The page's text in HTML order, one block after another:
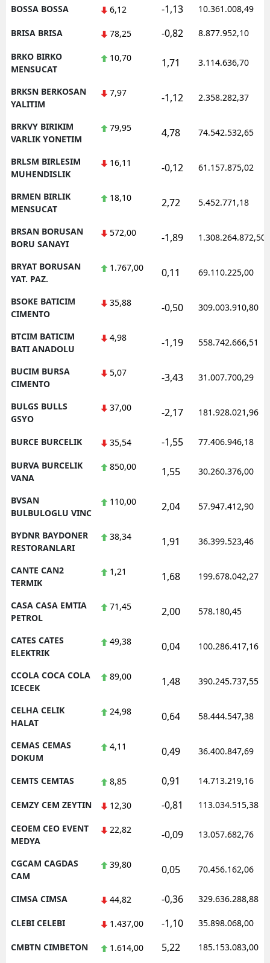
BOSSA BOSSA 6,12 -1,13 10.361.008,49
BRISA BRISA 78,25 -0,82 8.877.952,10
BRKO BIRKO
MENSUCAT
10,70 1,71 3.114.636,70
BRKSN BERKOSAN
YALITIM
7,97 -1,12 2.358.282,37
BRKVY BIRIKIM
VARLIK YONETIM
79,95 4,78 74.542.532,65
BRLSM BIRLESIM
MUHENDISLIK
16,11 -0,12 61.157.875,02
BRMEN BIRLIK
MENSUCAT
18,10 2,72 5.452.771,18
BRSAN BORUSAN
BORU SANAYI
572,00 -1,89 1.308.264.872,50
BRYAT BORUSAN
YAT. PAZ.
1.767,00 0,11 69.110.225,00
BSOKE BATICIM
CIMENTO
35,88 -0,50 309.003.910,80
BTCIM BATICIM
BATI ANADOLU
4,98 -1,19 558.742.666,51
BUCIM BURSA
CIMENTO
5,07 -3,43 31.007.700,29
BULGS BULLS
GSYO
37,00 -2,17 181.928.021,96
BURCE BURCELIK 35,54 -1,55 77.406.946,18
BURVA BURCELIK
VANA
850,00 1,55 30.260.376,00
BVSAN
BULBULOGLU VINC
110,00 2,04 57.947.412,90
BYDNR BAYDONER
RESTORANLARI
38,34 1,91 36.399.523,46
CANTE CAN2
TERMIK
1,21 1,68 199.678.042,27
CASA CASA EMTIA
PETROL
71,45 2,00 578.180,45
CATES CATES
ELEKTRIK
49,38 0,04 100.286.417,16
CCOLA COCA COLA
ICECEK
89,00 1,48 390.245.737,55
CELHA CELIK
HALAT
24,98 0,64 58.444.547,38
CEMAS CEMAS
DOKUM
4,11 0,49 36.400.847,69
CEMTS CEMTAS 8,85 0,91 14.713.219,16
CEMZY CEM ZEYTIN 12,30 -0,81 113.034.515,38
CEOEM CEO EVENT
MEDYA
22,82 -0,09 13.057.682,76
CGCAM CAGDAS
CAM
39,80 0,05 70.456.162,06
CIMSA CIMSA 44,82 -0,36 329.636.288,88
CLEBI CELEBI 1.437,00 -1,10 35.898.068,00
CMBTN CIMBETON 1.614,00 5,22 185.153.083,00